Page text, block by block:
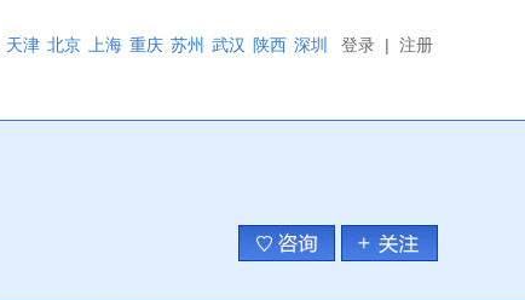
天津 北京 上海 重庆 苏州 武汉 陕西 深圳 登录 | 注册